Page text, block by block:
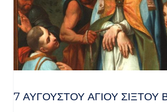
7 ΑΥΓΟΥΣΤΟΥ ΑΓΙΟΥ ΣΙΞΤΟΥ